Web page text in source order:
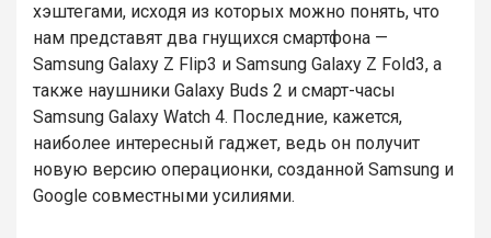
хэштегами, исходя из которых можно понять, что
нам представят два гнущихся смартфона —
Samsung Galaxy Z Flip3 и Samsung Galaxy Z Fold3, а
также наушники Galaxy Buds 2 и смарт-часы
Samsung Galaxy Watch 4. Последние, кажется,
наиболее интересный гаджет, ведь он получит
новую версию операционки, созданной Samsung и
Google совместными усилиями.